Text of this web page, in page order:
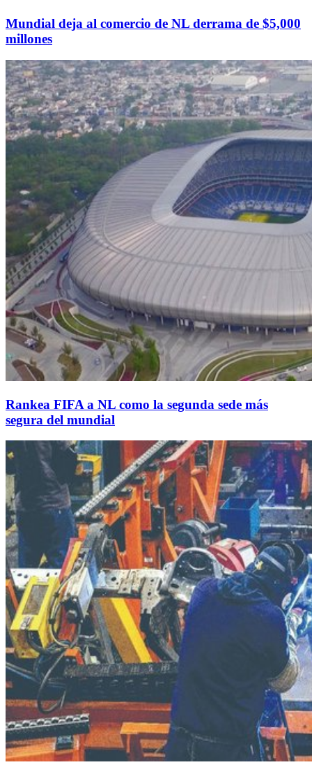
Mundial deja al comercio de NL derrama de $5,000
millones
Rankea FIFA a NL como la segunda sede más
segura del mundial